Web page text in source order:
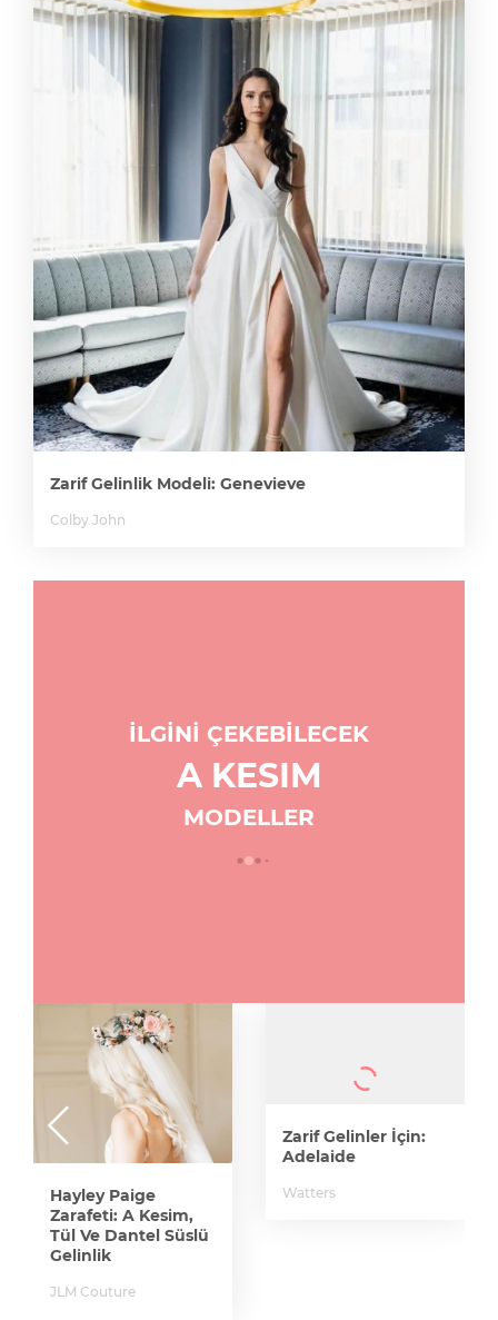
Zarif Gelinlik Modeli: Genevieve
Colby John
İLGİNİ ÇEKEBİLECEK
A KESIM
MODELLER
Hayley Paige
Zarafeti: A Kesim,
Tül Ve Dantel Süslü
Gelinlik
JLM Couture
Zarif Gelinler İçin:
Adelaide
Watters